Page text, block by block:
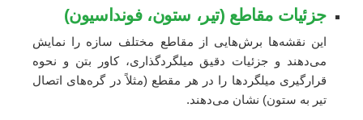
جزئیات مقاطع (تیر، ستون، فونداسیون)
این نقشه‌ها برش‌هایی از مقاطع مختلف سازه را نمایش
می‌دهند و جزئیات دقیق میلگردگذاری، کاور بتن و نحوه
قرارگیری میلگردها را در هر مقطع (مثلاً در گره‌های اتصال
تیر به ستون) نشان می‌دهند.